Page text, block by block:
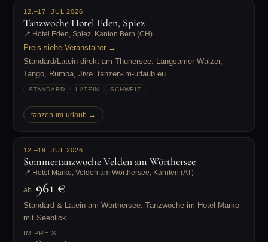
12.–17. JUL 2026
Tanzwoche Hotel Eden, Spiez
📍 Hotel Eden, Spiez, Kanton Bern (CH)
Preis siehe Veranstalter →
Standard/Latein direkt am Thunersee: Langsamer Walzer,
Tango, Rumba, Jive. tanzen-im-urlaub.eu.
STANDARD LATEIN SCHWEIZ
tanzen-im-urlaub →
12.–19. JUL 2026
Sommertanzwoche Velden am Wörthersee
📍 Hotel Marko, Velden am Wörthersee, Kärnten (AT)
ab 961 €
Standard & Latein am Wörthersee: Tanzwoche im Hotel Marko
mit Seeblick.
IM PREIS